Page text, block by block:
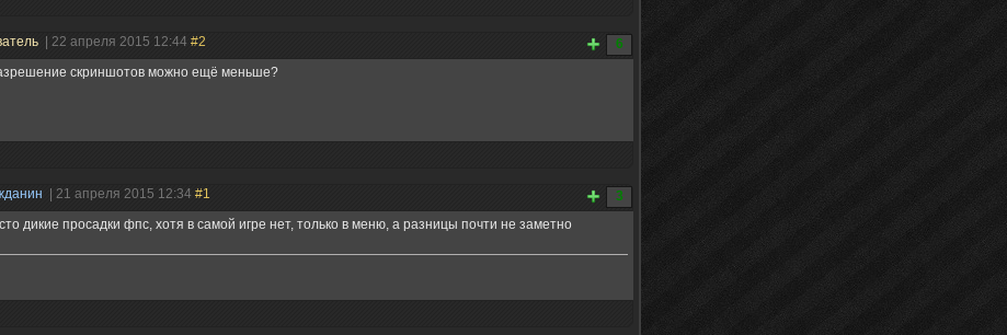
6
| 22 апреля 2015 12:44 #2
скриншотов можно ещё меньше?
3
| 21 апреля 2015 12:34 #1
дикие просадки фпс, хотя в самой игре нет, только в меню, а разницы почти не заметно